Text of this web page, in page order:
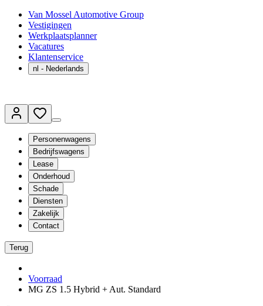
Van Mossel Automotive Group
Vestigingen
Werkplaatsplanner
Vacatures
Klantenservice
nl - Nederlands
Personenwagens
Bedrijfswagens
Lease
Onderhoud
Schade
Diensten
Zakelijk
Contact
Terug
Voorraad
MG ZS 1.5 Hybrid + Aut. Standard